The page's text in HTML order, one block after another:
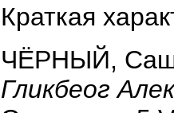
Краткая
ЧЁРНЫЙ,
Гликбеог